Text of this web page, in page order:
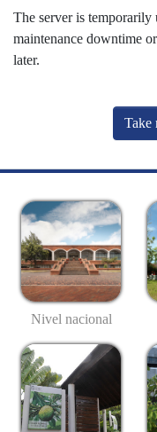
The server is temporarily
maintenance downtime
later.
Take
Nivel nacional